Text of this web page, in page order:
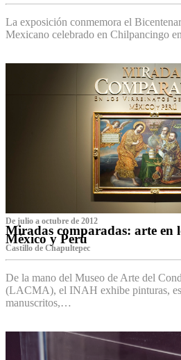
La exposición conmemora el
Mexicano celebrado en Chilpancingo
De julio a octubre de 2012
Miradas comparadas: arte en
México y Perú
Castillo de Chapultepec
De la mano del Museo de Arte del
(LACMA), el INAH exhibe pinturas,
manuscritos,…